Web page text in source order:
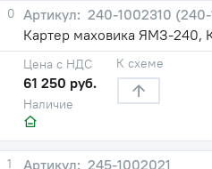
0
240-1002310
Картер маховика ЯМЗ-240,
Наличие
Цена с НДС
61 250 руб.
К схеме
1
245-1002021